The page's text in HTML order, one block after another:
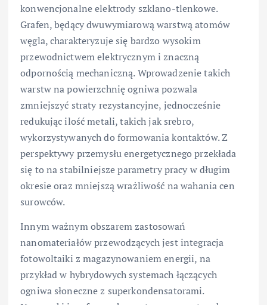
konwencjonalne elektrody szklano-tlenkowe.
Grafen, będący dwuwymiarową warstwą atomów
węgla, charakteryzuje się bardzo wysokim
przewodnictwem elektrycznym i znaczną
odpornością mechaniczną. Wprowadzenie takich
warstw na powierzchnię ogniwa pozwala
zmniejszyć straty rezystancyjne, jednocześnie
redukując ilość metali, takich jak srebro,
wykorzystywanych do formowania kontaktów. Z
perspektywy przemysłu energetycznego przekłada
się to na stabilniejsze parametry pracy w długim
okresie oraz mniejszą wrażliwość na wahania cen
surowców.
Innym ważnym obszarem zastosowań
nanomateriałów przewodzących jest integracja
fotowoltaiki z magazynowaniem energii, na
przykład w hybrydowych systemach łączących
ogniwa słoneczne z superkondensatorami.